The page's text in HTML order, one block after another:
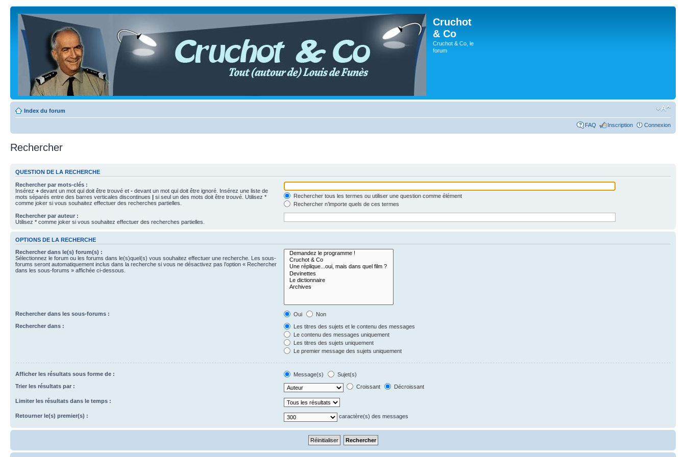
Cruchot
& Co
Cruchot & Co, le
forum
Index du forum
FAQ Inscription Connexion
Rechercher
QUESTION DE LA RECHERCHE
Rechercher par mots-clés :
Insérez + devant un mot qui doit être trouvé et - devant un mot qui doit être ignoré. Insérez une liste de
mots séparés entre des barres verticales discontinues | si seul un des mots doit être trouvé. Utilisez *
comme joker si vous souhaitez effectuer des recherches partielles.
Rechercher tous les termes ou utiliser une question comme élément
Rechercher n’importe quels de ces termes
Rechercher par auteur :
Utilisez * comme joker si vous souhaitez effectuer des recherches partielles.
OPTIONS DE LA RECHERCHE
Rechercher dans le(s) forum(s) :
Sélectionnez le forum ou les forums dans le(s)quel(s) vous souhaitez effectuer une recherche. Les sous-
forums seront automatiquement inclus dans la recherche si vous ne désactivez pas l’option « Rechercher
dans les sous-forums » affichée ci-dessous.
Rechercher dans les sous-forums : Oui
Non
Rechercher dans :
Les titres des sujets et le contenu des messages
Le contenu des messages uniquement
Les titres des sujets uniquement
Le premier message des sujets uniquement
Afficher les résultats sous forme de : Message(s)
Sujet(s)
Trier les résultats par :
Croissant Décroissant
Limiter les résultats dans le temps :
Retourner le(s) premier(s) : caractère(s) des messages